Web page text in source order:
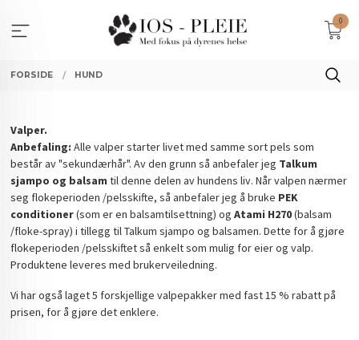
innholdet
0
FORSIDE HUND
Valper.
Anbefaling: Alle valper starter livet med samme sort pels som
består av "sekundærhår". Av den grunn så anbefaler jeg Talkum
sjampo og balsam til denne delen av hundens liv. Når valpen nærmer
seg flokeperioden /pelsskifte, så anbefaler jeg å bruke PEK
conditioner(som er en balsamtilsettning) ogAtami H270(balsam
/floke-spray) i tillegg til Talkum sjampo og balsamen. Dette for å gjøre
flokeperioden /pelsskiftet så enkelt som mulig for eier og valp.
Produktene leveres med brukerveiledning.
Vi har også laget 5 forskjellige valpepakker med fast 15 % rabatt på
prisen, for å gjøre det enklere.